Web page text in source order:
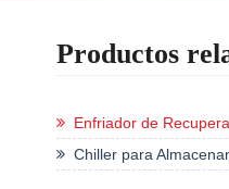
Productos
Enfriador de
Chiller para